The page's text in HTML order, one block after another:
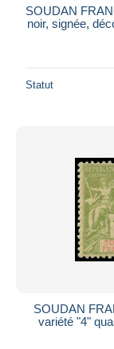
SOUDAN
noir, signée,
Statut
SOUDAN
variété "4"